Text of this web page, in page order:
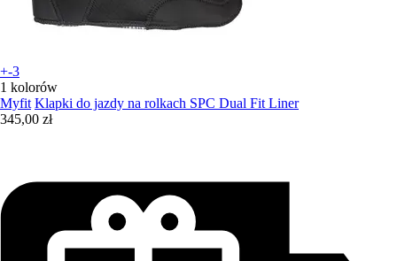
+-3
1 kolorów
Myfit Klapki do jazdy na rolkach SPC Dual Fit Liner
345,00 zł